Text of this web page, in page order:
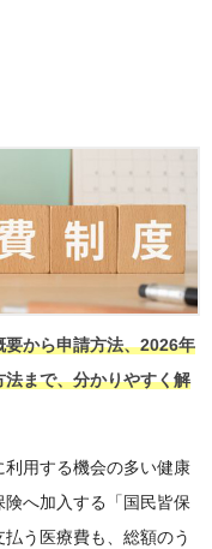
から申請方法、2026年
まで、分かりやすく解
用する機会の多い健康
へ加入する「国民皆保
う医療費も、総額のう